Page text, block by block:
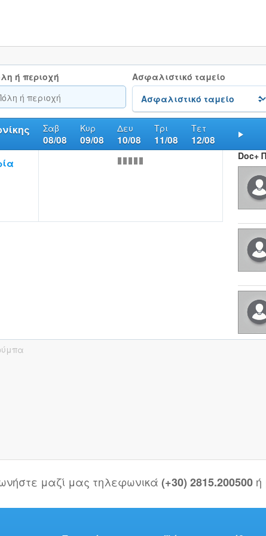
ή περιοχή Ασφαλιστικό ταμείο
Σαβ
08/08
Κυρ
09/08
Δευ
10/08
Τρι
11/08
Τετ
12/08
Doc+
μαζί μας τηλεφωνικά (+30) 2815.200500 ή